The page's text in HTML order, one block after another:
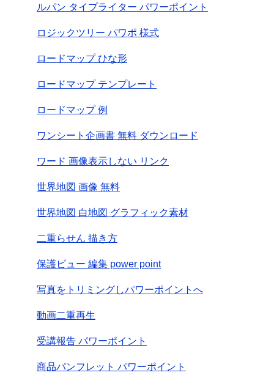
ルパン タイプライター パワーポイント
ロジックツリー パワポ 様式
ロードマップ ひな形
ロードマップ テンプレート
ロードマップ 例
ワンシート企画書 無料 ダウンロード
ワード 画像表示しない リンク
世界地図 画像 無料
世界地図 白地図 グラフィック素材
二重らせん 描き方
保護ビュー 編集 power point
写真をトリミングしパワーポイントへ
動画二重再生
受講報告 パワーポイント
商品パンフレット パワーポイント